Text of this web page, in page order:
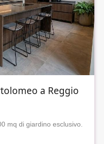
a Reggio
mq di giardino esclusivo.